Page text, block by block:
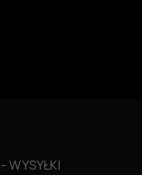
- WYSYŁKI